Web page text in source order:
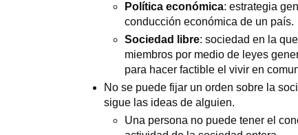
Política económica: estrategia
conducción económica de un país.
Sociedad libre: sociedad en la
miembros por medio de leyes
para hacer factible el vivir en
No se puede fijar un orden sobre la
sigue las ideas de alguien.
Una persona no puede tener el